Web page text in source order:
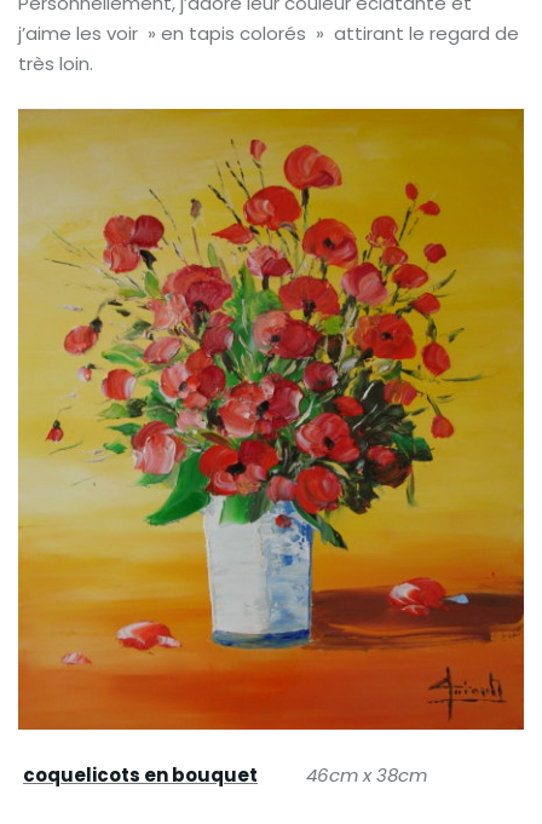
j’aime les voir » en tapis colorés » attirant le regard de
très loin.
coquelicots en bouquet 46cm x 38cm